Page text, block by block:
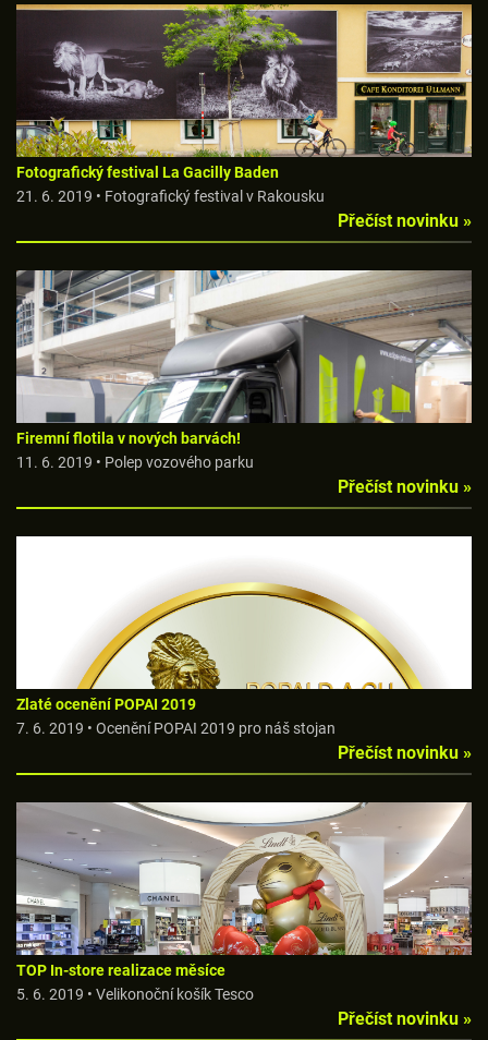
Fotografický festival La Gacilly Baden
21. 6. 2019 • Fotografický festival v Rakousku
Přečíst novinku »
Firemní flotila v nových barvách!
11. 6. 2019 • Polep vozového parku
Přečíst novinku »
Zlaté ocenění POPAI 2019
7. 6. 2019 • Ocenění POPAI 2019 pro náš stojan
Přečíst novinku »
TOP In-store realizace měsíce
5. 6. 2019 • Velikonoční košík Tesco
Přečíst novinku »